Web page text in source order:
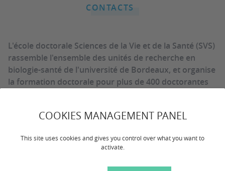
COOKIES MANAGEMENT PANEL
This site uses cookies and gives you control over what you want to
activate.
CONTACTS
L'école doctorale Sciences de la Vie et de la Santé (SVS)
rassemble l'ensemble des unités de recherche en
biologie-santé de l'université de Bordeaux, et organise
la formation doctorale pour plus de 400 doctorantes